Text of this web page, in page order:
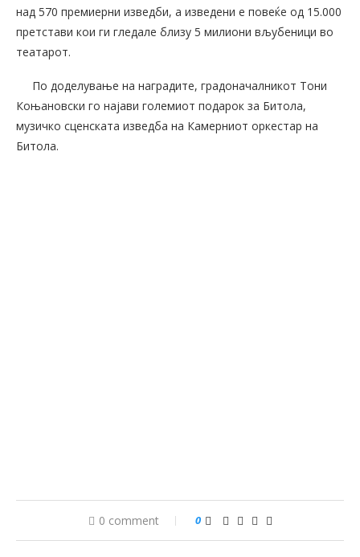
над 570 премиерни изведби, а изведени е повеќе од 15.000
претстави кои ги гледале близу 5 милиони вљубеници во
театарот.
По доделување на наградите, градоначалникот Тони
Коњановски го најави големиот подарок за Битола,
музичко сценската изведба на Камерниот оркестар на
Битола.
0 comment 0